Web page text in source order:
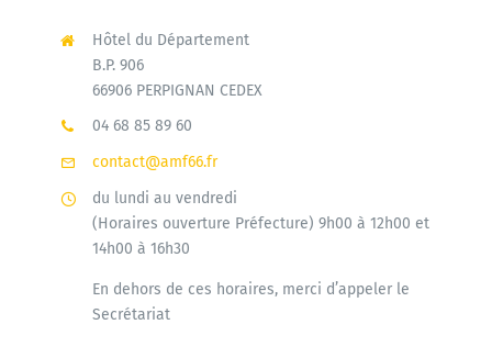
Hôtel du Département
B.P. 906
66906 PERPIGNAN CEDEX
04 68 85 89 60
contact@amf66.fr
du lundi au vendredi
(Horaires ouverture Préfecture) 9h00 à 12h00 et
14h00 à 16h30
En dehors de ces horaires, merci d’appeler le
Secrétariat